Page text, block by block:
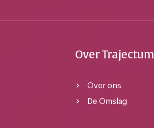
Over Trajectum
Over ons
De Omslag